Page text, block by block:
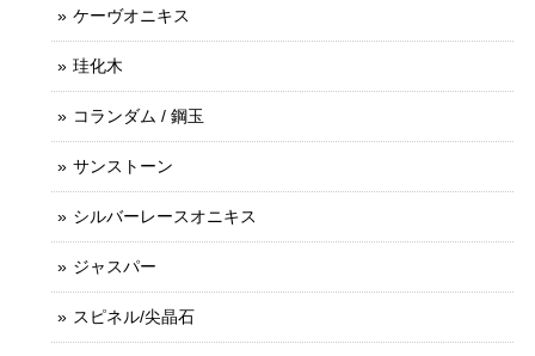
ケーヴオニキス
珪化木
コランダム / 鋼玉
サンストーン
シルバーレースオニキス
ジャスパー
スピネル/尖晶石